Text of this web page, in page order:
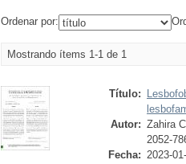
Ordenar por:
Mostrando ítems 1-1 de 1
Título:
Autor: Zahira
2052-
Fecha: 2023-